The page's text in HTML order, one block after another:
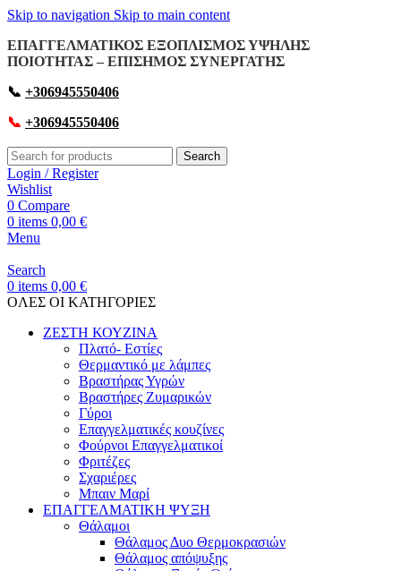
Skip to navigation Skip to main content
ΕΠΑΓΓΕΛΜΑΤΙΚΟΣ ΕΞΟΠΛΙΣΜΟΣ ΥΨΗΛΗΣ
ΠΟΙΟΤΗΤΑΣ – ΕΠΙΣΗΜΟΣ ΣΥΝΕΡΓΑΤΗΣ
📞 +306945550406
📞 +306945550406
Search
Login / Register
Wishlist
0 Compare
0 items 0,00 €
Menu
Search
0 items 0,00 €
OΛΕΣ ΟΙ ΚΑΤΗΓΟΡΙΕΣ
ΖΕΣΤΗ ΚΟΥΖΙΝΑ
Πλατό- Εστίες
Θερμαντικό με λάμπες
Βραστήρας Υγρών
Βραστήρες Ζυμαρικών
Γύροι
Επαγγελματικές κουζίνες
Φούρνοι Επαγγελματικοί
Φριτέζες
Σχαριέρες
Μπαιν Μαρί
ΕΠΑΓΓΕΛΜΑΤΙΚΗ ΨΥΞΗ
Θάλαμοι
Θάλαμος Δυο Θερμοκρασιών
Θάλαμος απόψυξης